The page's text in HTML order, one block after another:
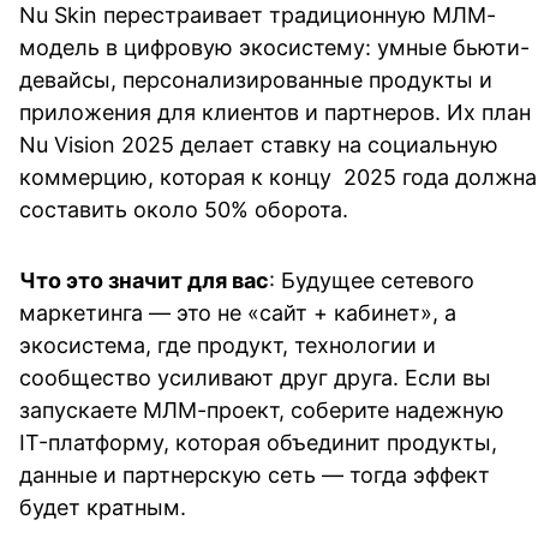
Nu Skin перестраивает традиционную МЛМ-
модель в цифровую экосистему: умные бьюти-
девайсы, персонализированные продукты и
приложения для клиентов и партнеров. Их план
Nu Vision 2025 делает ставку на социальную
коммерцию, которая к концу  2025 года должна
составить около 50% оборота.
Что это значит для вас: Будущее сетевого
маркетинга — это не «сайт + кабинет», а
экосистема, где продукт, технологии и
сообщество усиливают друг друга. Если вы
запускаете МЛМ-проект, соберите надежную
IT-платформу, которая объединит продукты,
данные и партнерскую сеть — тогда эффект
будет кратным.